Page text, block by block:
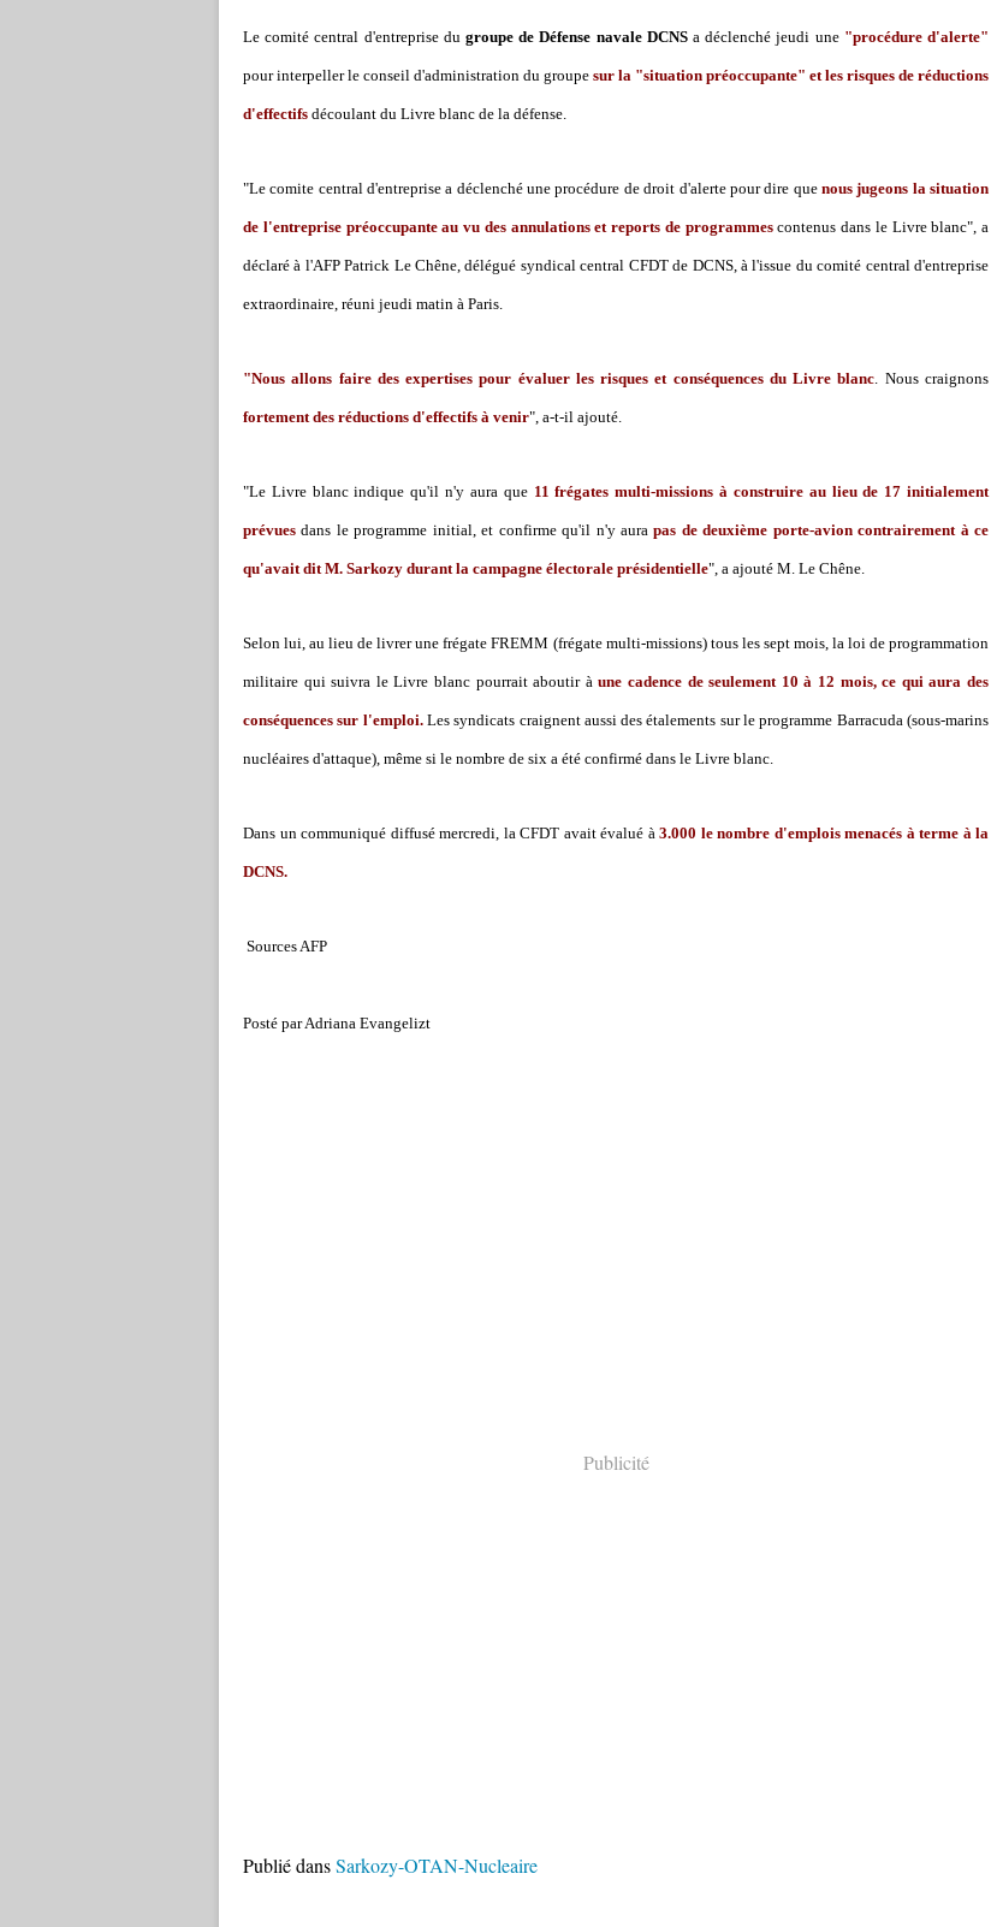
Le comité central d'entreprise du groupe de Défense navale DCNSa déclenché jeudi une "procédure d'alerte"
pour interpeller le conseil d'administration du groupe sur la "situation préoccupante" et les risques de réductions
d'effectifs découlant du Livre blanc de la défense.
"Le comite central d'entreprise a déclenché une procédure de droit d'alerte pour dire que nous jugeons la situation
de l'entreprise préoccupante au vu des annulations et reports de programmescontenus dans le Livre blanc", a
déclaré à l'AFP Patrick Le Chêne, délégué syndical central CFDT de DCNS, à l'issue du comité central d'entreprise
extraordinaire, réuni jeudi matin à Paris.
"Nous allons faire des expertises pour évaluer les risques et conséquences du Livre blanc. Nous craignons
fortement des réductions d'effectifs à venir", a-t-il ajouté.
"Le Livre blanc indique qu'il n'y aura que 11 frégates multi-missions à construire au lieu de 17 initialement
prévues dans le programme initial, et confirme qu'il n'y aurapas de deuxième porte-avion contrairement à ce
qu'avait dit M. Sarkozy durant la campagne électorale présidentielle", a ajouté M. Le Chêne.
Selon lui, au lieu de livrer une frégate FREMM (frégate multi-missions) tous les sept mois, la loi de programmation
militaire qui suivra le Livre blanc pourrait aboutir àune cadence de seulement 10 à 12 mois, ce qui aura des
conséquences sur l'emploi.Les syndicats craignent aussi des étalements sur le programme Barracuda (sous-marins
nucléaires d'attaque), même si le nombre de six a été confirmé dans le Livre blanc.
Dans un communiqué diffusé mercredi, la CFDT avait évalué à 3.000 le nombre d'emplois menacés à terme à la
DCNS.
Sources AFP
Posté par Adriana Evangelizt
Publicité
Publié dansSarkozy-OTAN-Nucleaire